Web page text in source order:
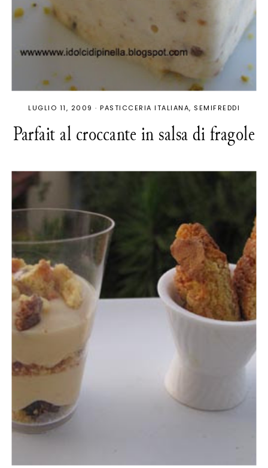
LUGLIO 11, 2009 · PASTICCERIA ITALIANA SEMIFREDDI
Parfait al croccante in salsa di fragole